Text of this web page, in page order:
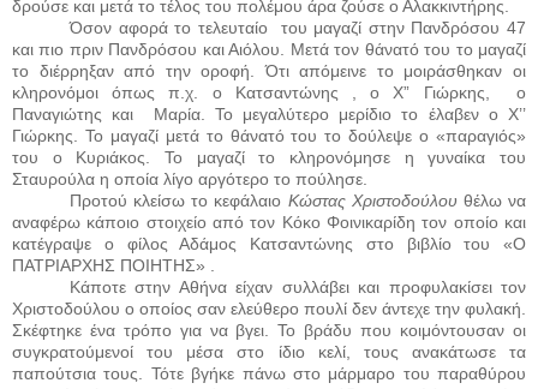
δρούσε και μετά το τέλος του πολέμου άρα ζούσε ο Αλακκιντήρης.
Όσον αφορά το τελευταίο
του μαγαζί στην Πανδρόσου 47
και πιο πριν Πανδρόσου και Αιόλου. Μετά τον θάνατό του το μαγαζί
το διέρρηξαν από την οροφή. Ότι απόμεινε το μοιράσθηκαν οι
κληρονόμοι όπως π.χ. ο Κατσαντώνης , ο Χ” Γιώρκης,
ο
Παναγιώτης και
Μαρία. Το μεγαλύτερο μερίδιο το έλαβεν ο Χ’’
Γιώρκης. Το μαγαζί μετά το θάνατό του το δούλεψε ο «παραγιός»
του ο Κυριάκος. Το μαγαζί το κληρονόμησε η γυναίκα του
Σταυρούλα η οποία λίγο αργότερο το πούλησε.
Προτού κλείσω το κεφάλαιο Κώστας Χριστοδούλου θέλω να
αναφέρω κάποιο στοιχείο από τον Κόκο Φοινικαρίδη τον οποίο και
κατέγραψε ο φίλος Αδάμος Κατσαντώνης στο βιβλίο του «Ο
ΠΑΤΡΙΑΡΧΗΣ ΠΟΙΗΤΗΣ» .
Κάποτε στην Αθήνα είχαν συλλάβει και προφυλακίσει τον
Χριστοδούλου ο οποίος σαν ελεύθερο πουλί δεν άντεχε την φυλακή.
Σκέφτηκε ένα τρόπο για να βγει. Το βράδυ που κοιμόντουσαν οι
συγκρατούμενοί του μέσα στο ίδιο κελί, τους ανακάτωσε τα
παπούτσια τους. Τότε βγήκε πάνω στο μάρμαρο του παραθύρου